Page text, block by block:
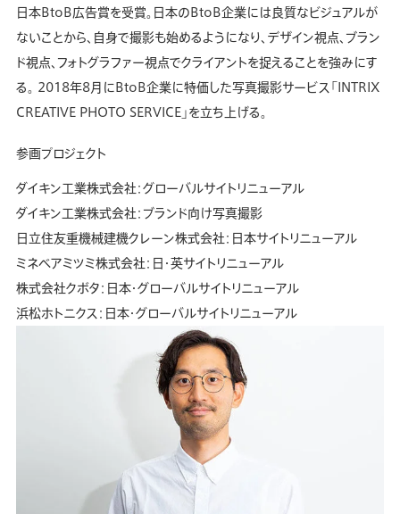
日本BtoB広告賞を受賞。日本のBtoB企業には良質なビジュアルが
ないことから、自身で撮影も始めるようになり、デザイン視点、ブラン
ド視点、フォトグラファー視点でクライアントを捉えることを強みにす
る。 2018年8月にBtoB企業に特価した写真撮影サービス「INTRIX
CREATIVE PHOTO SERVICE」を立ち上げる。
参画プロジェクト
ダイキン工業株式会社：グローバルサイトリニューアル
ダイキン工業株式会社：ブランド向け写真撮影
日立住友重機械建機クレーン株式会社：日本サイトリニューアル
ミネベアミツミ株式会社：日・英サイトリニューアル
株式会社クボタ：日本・グローバルサイトリニューアル
浜松ホトニクス：日本・グローバルサイトリニューアル